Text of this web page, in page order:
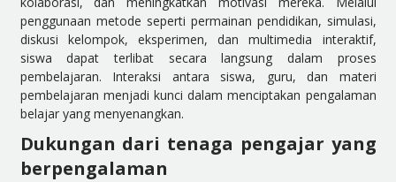
penggunaan metode seperti permainan pendidikan, simulasi,
diskusi kelompok, eksperimen, dan multimedia interaktif,
siswa dapat terlibat secara langsung dalam proses
pembelajaran. Interaksi antara siswa, guru, dan materi
pembelajaran menjadi kunci dalam menciptakan pengalaman
belajar yang menyenangkan.
Dukungan dari tenaga pengajar yang
berpengalaman